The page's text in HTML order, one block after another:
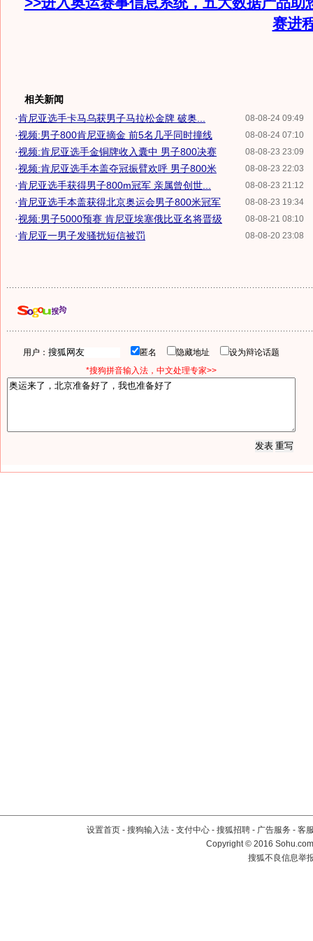
赛进
相关新闻
08-08-24 09:49
·肯尼亚选手卡马乌获男子马拉松金牌 破奥...
08-08-24 07:10
·视频:男子800肯尼亚摘金 前5名几乎同时撞线
08-08-23 23:09
·视频:肯尼亚选手金铜牌收入囊中 男子800决赛
08-08-23 22:03
·视频:肯尼亚选手本盖夺冠振臂欢呼 男子800米
08-08-23 21:12
·肯尼亚选手获得男子800m冠军 亲属曾创世...
08-08-23 19:34
·肯尼亚选手本盖获得北京奥运会男子800米冠军
08-08-21 08:10
·视频:男子5000预赛 肯尼亚埃塞俄比亚名将晋级
08-08-20 23:08
·肯尼亚一男子发骚扰短信被罚
用户： 匿名 隐藏地址
设为辩论话题
*搜狗拼音输入法，中文处理专家>>
设置首页 - 搜狗输入法 - 支付中心 - 搜狐招聘 - 广告服务 - 客
Copyright©2016
搜狐不良信息举